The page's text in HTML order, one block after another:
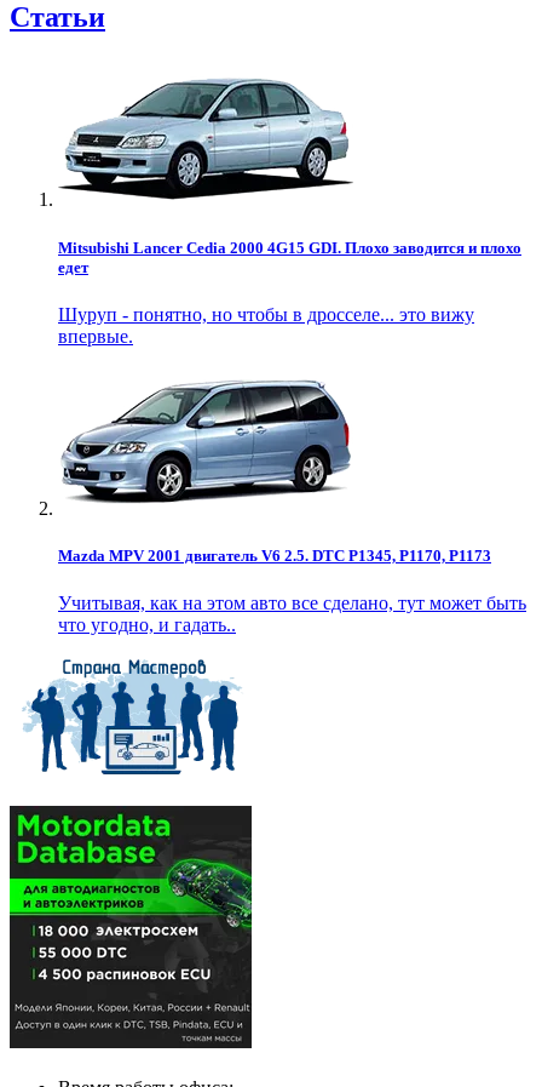
Статьи
Mitsubishi Lancer Cedia 2000 4G15 GDI. Плохо заводится и плохо
едет
Шуруп - понятно, но чтобы в дросселе... это вижу
впервые.
Mazda MPV 2001 двигатель V6 2.5. DTC P1345, P1170, P1173
Учитывая, как на этом авто все сделано, тут может быть
что угодно, и гадать..